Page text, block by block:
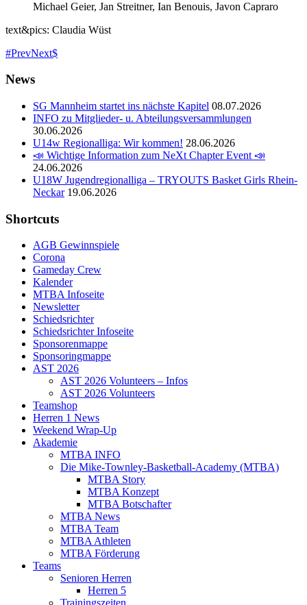
Michael Geier, Jan Streitner, Ian Benouis, Javon Capraro
text&pics: Claudia Wüst
PrevNext
News
SG Mannheim startet ins nächste Kapitel 08.07.2026
INFO zu Mitglieder- u. Abteilungsversammlungen
30.06.2026
U14w Regionalliga: Wir kommen! 28.06.2026
📣 Wichtige Information zum NeXt Chapter Event 📣
24.06.2026
U18W Jugendregionalliga – TRYOUTS Basket Girls Rhein-
Neckar 19.06.2026
Shortcuts
AGB Gewinnspiele
Corona
Gameday Crew
Kalender
MTBA Infoseite
Newsletter
Schiedsrichter
Schiedsrichter Infoseite
Sponsorenmappe
Sponsoringmappe
AST 2026
AST 2026 Volunteers – Infos
AST 2026 Volunteers
Teamshop
Herren 1 News
Weekend Wrap-Up
Akademie
MTBA INFO
Die Mike-Townley-Basketball-Academy (MTBA)
MTBA Story
MTBA Konzept
MTBA Botschafter
MTBA News
MTBA Team
MTBA Athleten
MTBA Förderung
Teams
Senioren Herren
Herren 5